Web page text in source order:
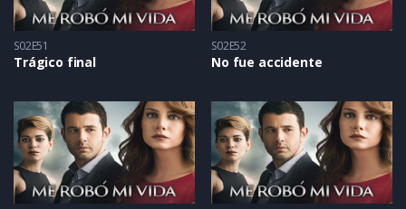
S02E51
Trágico final
S02E52
No fue accidente